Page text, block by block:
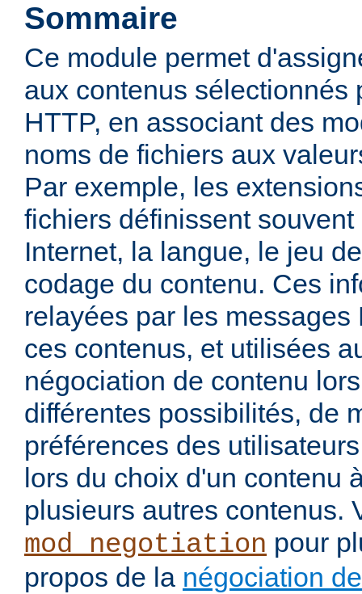
Sommaire
Ce module permet
aux contenus sélectionnés
HTTP, en associant des
noms de fichiers aux
Par exemple, les
fichiers définissent
Internet, la langue, le jeu
codage du contenu. Ces
relayées par les
ces contenus, et utilisées
négociation de contenu
différentes possibilités, de
préférences des
lors du choix d'un contenu
plusieurs autres contenus.
mod_negotiation pour
propos de la négociation